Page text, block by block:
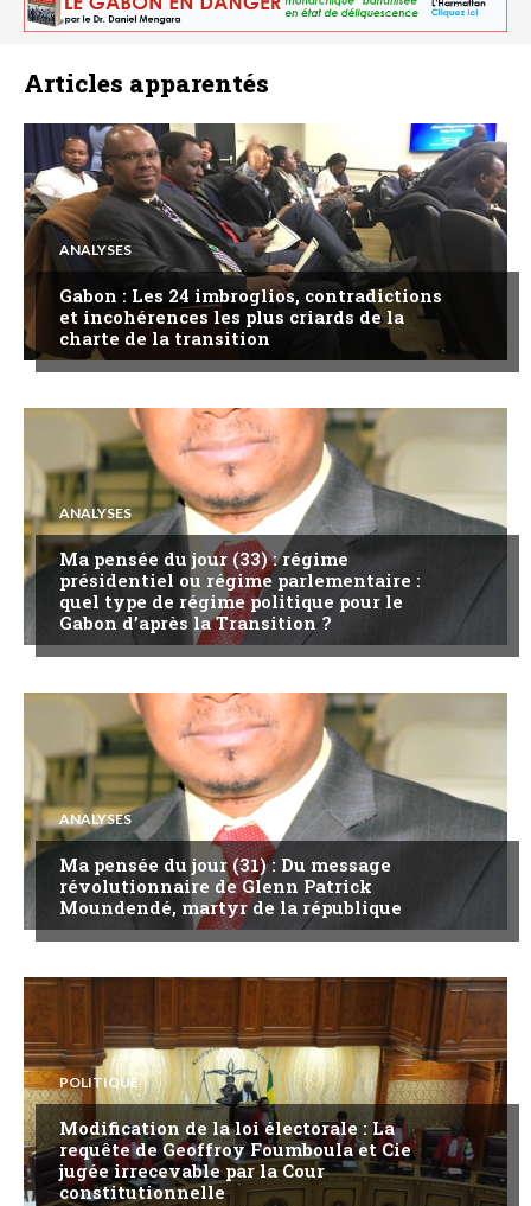
Articles apparentés
ANALYSES
Gabon : Les 24 imbroglios, contradictions
et incohérences les plus criards de la
charte de la transition
ANALYSES
Ma pensée du jour (33) : régime
présidentiel ou régime parlementaire :
quel type de régime politique pour le
Gabon d’après la Transition ?
ANALYSES
Ma pensée du jour (31) : Du message
révolutionnaire de Glenn Patrick
Moundendé, martyr de la république
POLITIQUE
Modification de la loi électorale : La
requête de Geoffroy Foumboula et Cie
jugée irrecevable par la Cour
constitutionnelle